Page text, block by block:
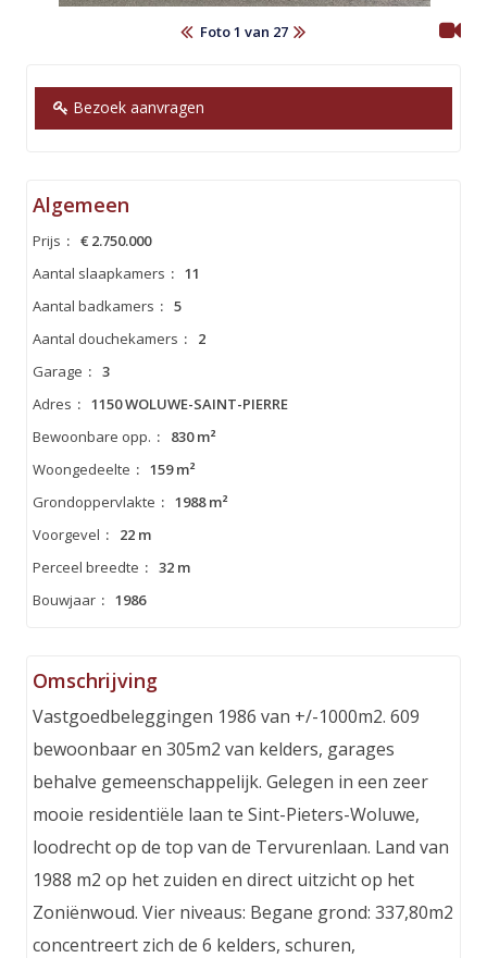
Foto 1 van 27
Bezoek aanvragen
Algemeen
Prijs : € 2.750.000
Aantal slaapkamers : 11
Aantal badkamers : 5
Aantal douchekamers :
2
Garage : 3
Adres : 1150 WOLUWE-SAINT-PIERRE
Bewoonbare opp. :
830 m²
Woongedeelte : 159 m²
Grondoppervlakte : 1988 m²
Voorgevel :
22 m
Perceel breedte : 32 m
Bouwjaar : 1986
Omschrijving
Vastgoedbeleggingen 1986 van +/-1000m2. 609
bewoonbaar en 305m2 van kelders, garages
behalve gemeenschappelijk. Gelegen in een zeer
mooie residentiële laan te Sint-Pieters-Woluwe,
loodrecht op de top van de Tervurenlaan. Land van
1988 m2 op het zuiden en direct uitzicht op het
Zoniënwoud. Vier niveaus: Begane grond: 337,80m2
concentreert zich de 6 kelders, schuren,